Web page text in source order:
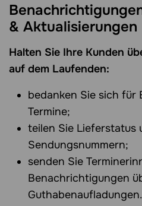
& Aktualisierungen
Halten Sie Ihre Kunden
auf dem Laufenden:
bedanken Sie sich für
Termine;
teilen Sie Lieferstatus
Sendungsnummern;
senden Sie
Benachrichtigungen
Guthabenaufladungen.